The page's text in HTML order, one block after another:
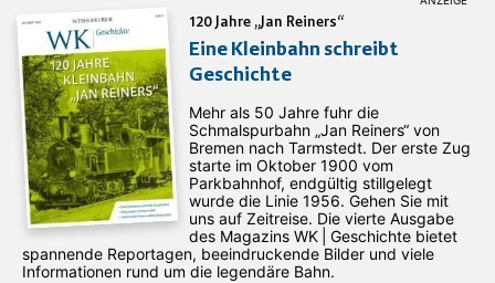
120 Jahre „Jan Reiners“
Eine Kleinbahn schreibt
Geschichte
Mehr als 50 Jahre fuhr die
Schmalspurbahn „Jan ­Reiners“ von
Bremen nach Tarmstedt. Der erste Zug
starte im Oktober 1900 vom
Parkbahnhof, endgültig stillgelegt
wurde die Linie 1956. Gehen Sie mit
uns auf Zeitreise. Die vierte Ausgabe
des ­Magazins WK | Geschichte bietet
spannende Reportagen, beeindruckende Bilder und viele
Informationen rund um die legendäre Bahn.